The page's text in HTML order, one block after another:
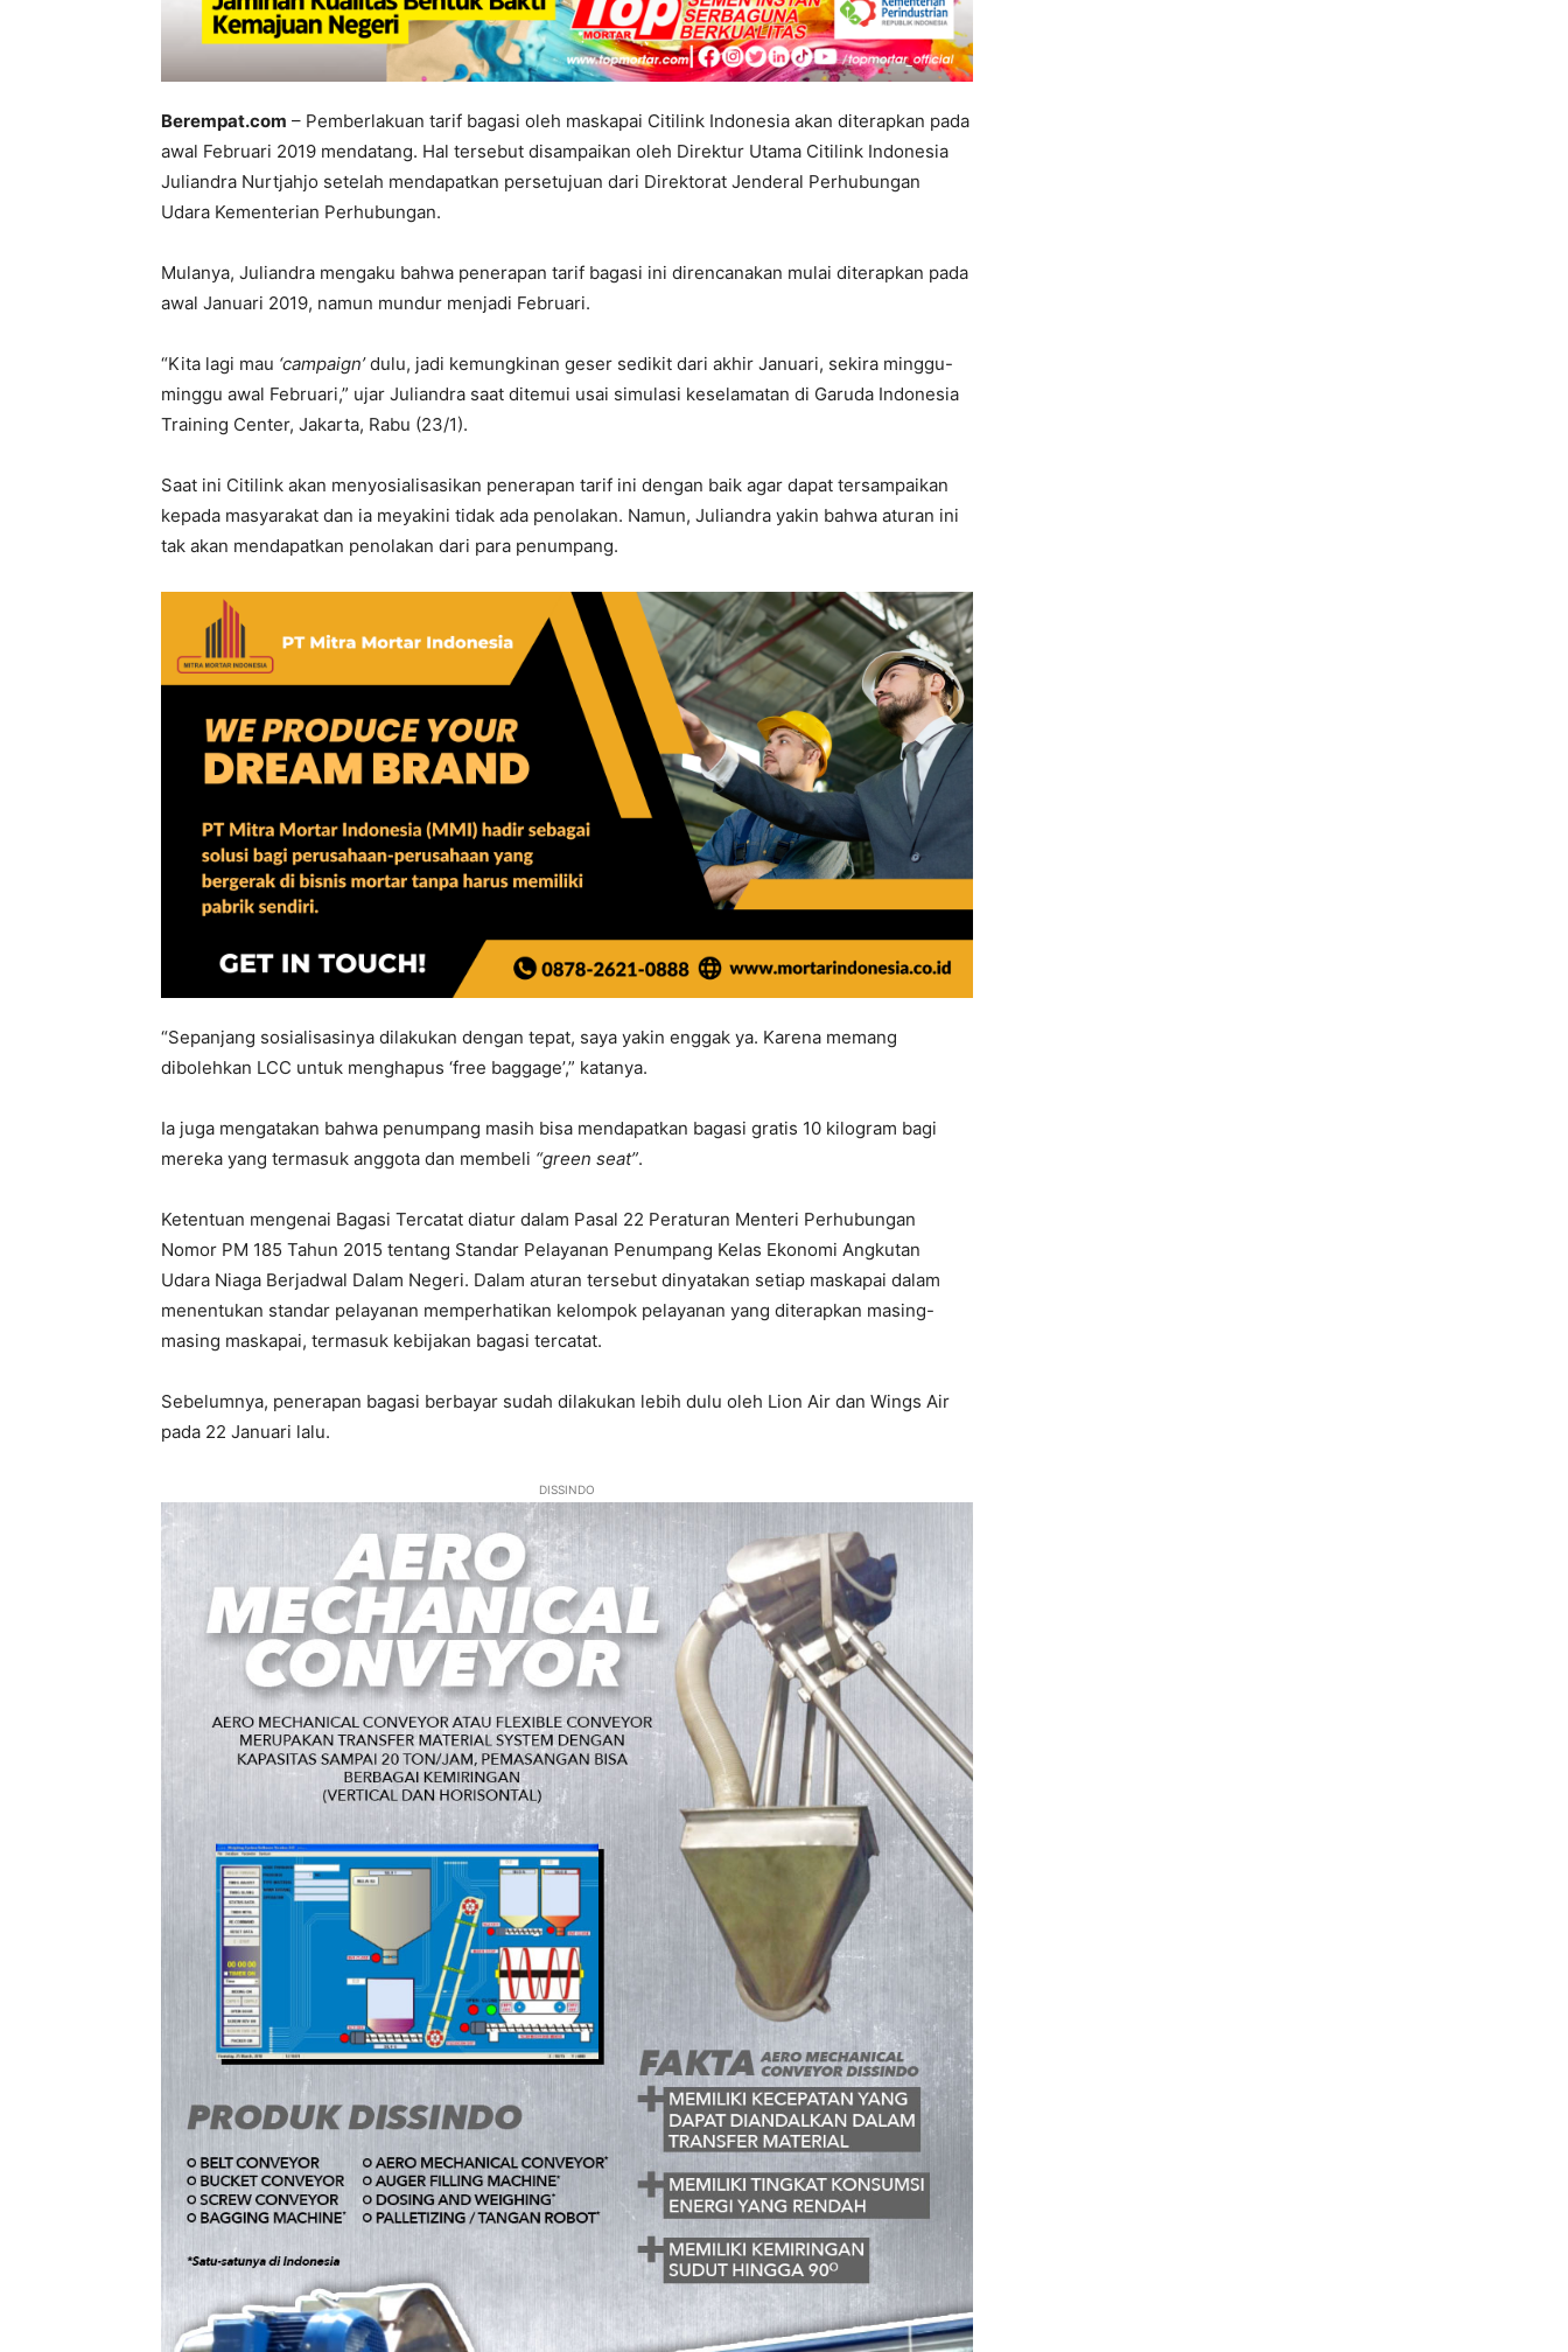
Berempat.com – Pemberlakuan tarif bagasi oleh maskapai Citilink Indonesia akan diterapkan pada
awal Februari 2019 mendatang. Hal tersebut disampaikan oleh Direktur Utama Citilink Indonesia
Juliandra Nurtjahjo setelah mendapatkan persetujuan dari Direktorat Jenderal Perhubungan
Udara Kementerian Perhubungan.
Mulanya, Juliandra mengaku bahwa penerapan tarif bagasi ini direncanakan mulai diterapkan pada
awal Januari 2019, namun mundur menjadi Februari.
“Kita lagi mau ‘campaign’dulu, jadi kemungkinan geser sedikit dari akhir Januari, sekira minggu-
minggu awal Februari,” ujar Juliandra saat ditemui usai simulasi keselamatan di Garuda Indonesia
Training Center, Jakarta, Rabu (23/1).
Saat ini Citilink akan menyosialisasikan penerapan tarif ini dengan baik agar dapat tersampaikan
kepada masyarakat dan ia meyakini tidak ada penolakan. Namun, Juliandra yakin bahwa aturan ini
tak akan mendapatkan penolakan dari para penumpang.
“Sepanjang sosialisasinya dilakukan dengan tepat, saya yakin enggak ya. Karena memang
dibolehkan LCC untuk menghapus ‘free baggage’,” katanya.
Ia juga mengatakan bahwa penumpang masih bisa mendapatkan bagasi gratis 10 kilogram bagi
mereka yang termasuk anggota dan membeli “green seat”.
Ketentuan mengenai Bagasi Tercatat diatur dalam Pasal 22 Peraturan Menteri Perhubungan
Nomor PM 185 Tahun 2015 tentang Standar Pelayanan Penumpang Kelas Ekonomi Angkutan
Udara Niaga Berjadwal Dalam Negeri. Dalam aturan tersebut dinyatakan setiap maskapai dalam
menentukan standar pelayanan memperhatikan kelompok pelayanan yang diterapkan masing-
masing maskapai, termasuk kebijakan bagasi tercatat.
Sebelumnya, penerapan bagasi berbayar sudah dilakukan lebih dulu oleh Lion Air dan Wings Air
pada 22 Januari lalu.
DISSINDO